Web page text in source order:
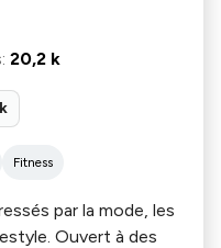
: 20,2 k
Fitness
par la mode, les
Ouvert à des